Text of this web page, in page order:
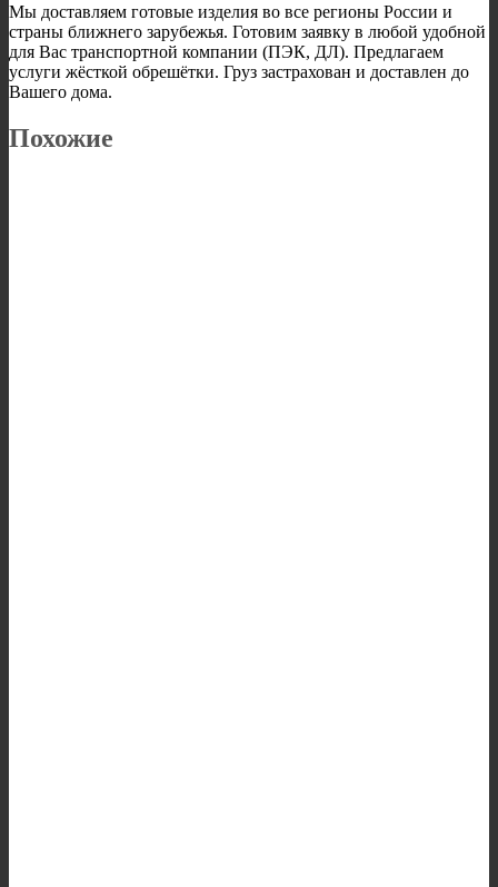
Мы доставляем готовые изделия во все регионы России и
страны ближнего зарубежья. Готовим заявку в любой удобной
для Вас транспортной компании (ПЭК, ДЛ). Предлагаем
услуги жёсткой обрешётки. Груз застрахован и доставлен до
Вашего дома.
Похожие